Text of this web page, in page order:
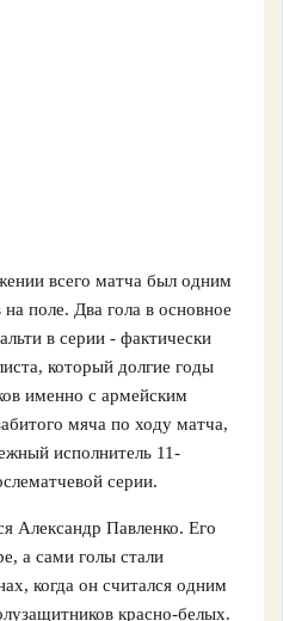
всего матча был одним
поле. Два гола в основное
в серии - фактически
который долгие годы
именно с армейским
мяча по ходу матча,
исполнитель 11-
серии.
Александр Павленко. Его
а сами голы стали
когда он считался одним
красно-белых.